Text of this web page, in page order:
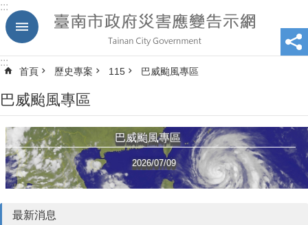
跳到主要內容區塊
:::
:::
首頁 歷史專案 115 巴威颱風專區
巴威颱風專區
巴威颱風專區
2026/07/09
最新消息